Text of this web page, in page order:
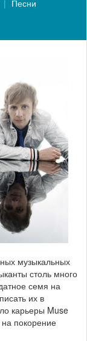
Песни
музыкальных
столь много
семя на
их в
карьеры Muse
покорение